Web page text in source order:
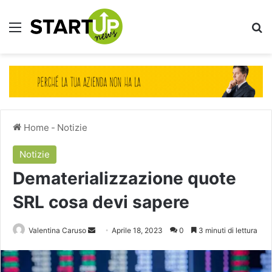
Menu
Home - Notizie
Notizie
Dematerializzazione quote
SRL cosa devi sapere
Valentina Caruso
Invia Aprile 18, 2023 0 3 minuti di lettura